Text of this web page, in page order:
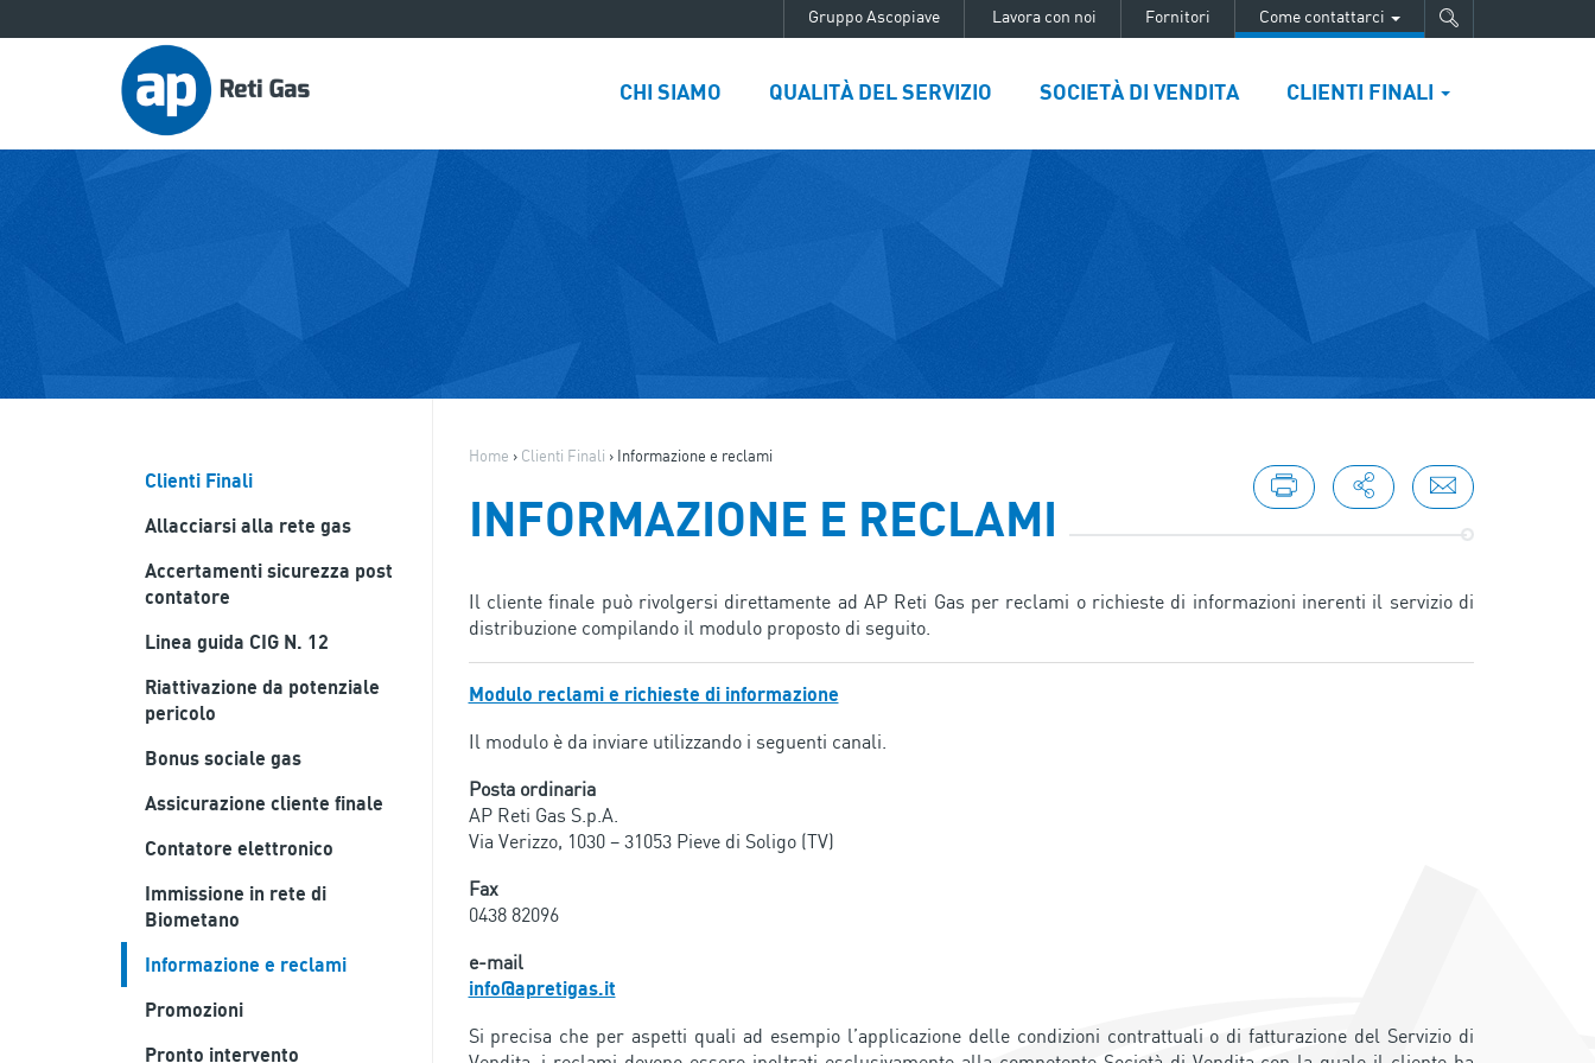
Gruppo Ascopiave Lavora con noi Fornitori Come contattarci
CHI SIAMO QUALITÀ DEL SERVIZIO SOCIETÀ DI VENDITA CLIENTI FINALI
Clienti Finali
Allacciarsi alla rete gas
Accertamenti sicurezza post
contatore
Linea guida CIG N. 12
Riattivazione da potenziale
pericolo
Bonus sociale gas
Assicurazione cliente finale
Contatore elettronico
Immissione in rete di
Biometano
Informazione e reclami
Promozioni
Pronto intervento
Home › Clienti Finali › Informazione e reclami
INFORMAZIONE E RECLAMI
Il cliente finale può rivolgersi direttamente ad AP Reti Gas per reclami o richieste di informazioni inerenti il servizio di
distribuzione compilando il modulo proposto di seguito.
Modulo reclami e richieste di informazione
Il modulo è da inviare utilizzando i seguenti canali.
Posta ordinaria
AP Reti Gas S.p.A.
Via Verizzo, 1030 – 31053 Pieve di Soligo (TV)
Fax
0438 82096
e-mail
info@apretigas.it
Si precisa che per aspetti quali ad esempio l’applicazione delle condizioni contrattuali o di fatturazione del Servizio di